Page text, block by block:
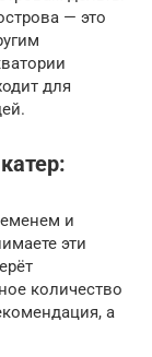
— это
для
и
эти
количество
а